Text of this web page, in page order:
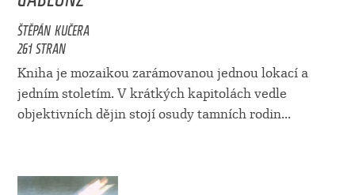
ŠTĚPÁN KUČERA
261 STRAN
Kniha je mozaikou zarámovanou jednou lokací a
jedním stoletím. V krátkých kapitolách vedle
objektivních dějin stojí osudy tamních rodin...